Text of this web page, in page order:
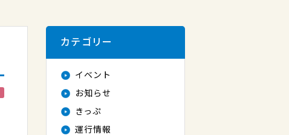
カテゴリー
イベント
お知らせ
きっぷ
運行情報